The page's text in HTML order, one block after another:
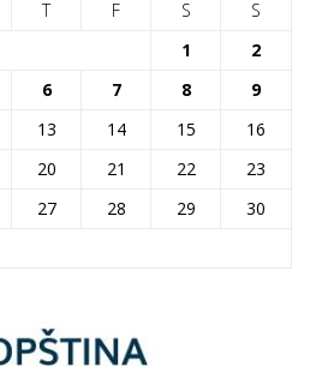
T F S
S
1
2
6 7 8
9
13 14 15
16
20 21 22
23
27 28 29
30